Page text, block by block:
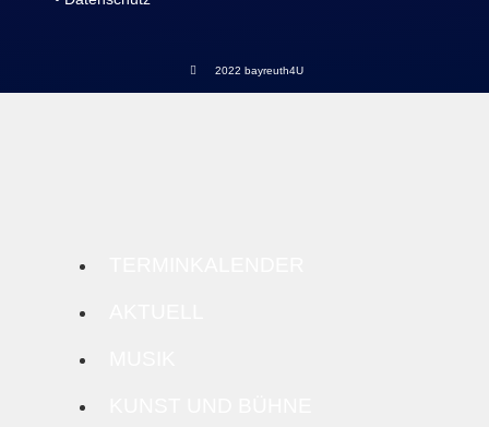
2022 bayreuth4U